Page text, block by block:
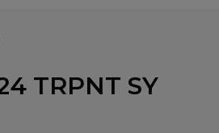
TRPNT SY